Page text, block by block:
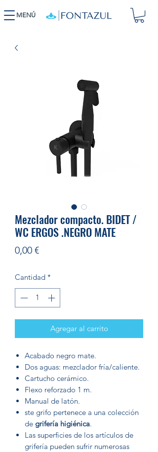
MENÚ
Mezclador compacto. BIDET /
WC ERGOS .NEGRO MATE
0,00 €Precio
Cantidad *
Agregar al carrito
Acabado negro mate.
Dos aguas: mezclador fría/caliente.
Cartucho cerámico.
Flexo reforzado 1 m.
Manual de latón.
ste grifo pertenece a una colección
de grifería higiénica.
Las superficies de los artículos de
grifería pueden sufrir numerosas